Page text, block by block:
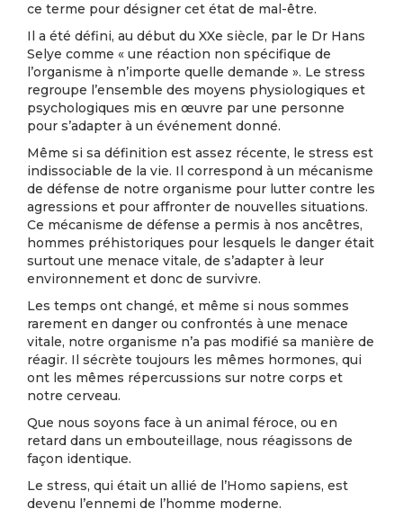
ce terme pour désigner cet état de mal-être.
Il a été défini, au début du XXe siècle, par le Dr Hans
Selye comme « une réaction non spécifique de
l’organisme à n’importe quelle demande ». Le stress
regroupe l’ensemble des moyens physiologiques et
psychologiques mis en œuvre par une personne
pour s’adapter à un événement donné.
Même si sa définition est assez récente, le stress est
indissociable de la vie. Il correspond à un mécanisme
de défense de notre organisme pour lutter contre les
agressions et pour affronter de nouvelles situations.
Ce mécanisme de défense a permis à nos ancêtres,
hommes préhistoriques pour lesquels le danger était
surtout une menace vitale, de s’adapter à leur
environnement et donc de survivre.
Les temps ont changé, et même si nous sommes
rarement en danger ou confrontés à une menace
vitale, notre organisme n’a pas modifié sa manière de
réagir. Il sécrète toujours les mêmes hormones, qui
ont les mêmes répercussions sur notre corps et
notre cerveau.
Que nous soyons face à un animal féroce, ou en
retard dans un embouteillage, nous réagissons de
façon identique.
Le stress, qui était un allié de l’Homo sapiens, est
devenu l’ennemi de l’homme moderne.